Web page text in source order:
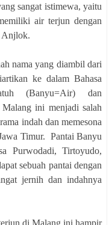
sangat istimewa, yaitu
air terjun dengan
Anjlok.
nama yang diambil dari
ke dalam Bahasa
(Banyu=Air) dan
ini menjadi salah
indah dan memesona
Timur. Pantai Banyu
Purwodadi, Tirtoyudo,
sebuah pantai dengan
jernih dan indahnya
di Malang ini hampir